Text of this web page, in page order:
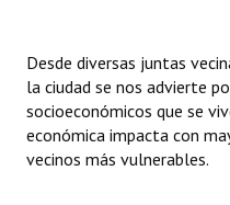
Desde diversas juntas
la ciudad se nos advierte
socioeconómicos que se
económica impacta con
vecinos más vulnerables.